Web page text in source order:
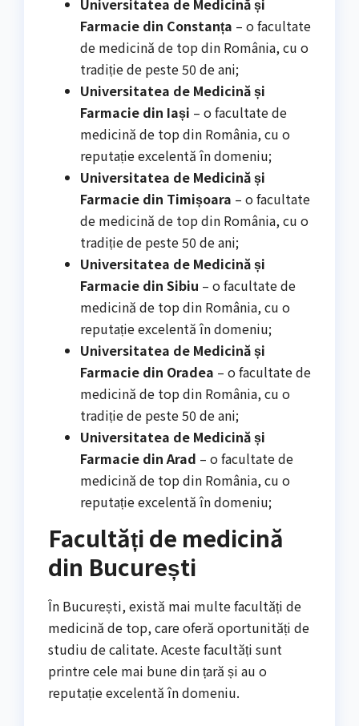
Universitatea de Medicină și
Farmacie din Constanța – o facultate
de medicină de top din România, cu o
tradiție de peste 50 de ani;
Universitatea de Medicină și
Farmacie din Iași – o facultate de
medicină de top din România, cu o
reputație excelentă în domeniu;
Universitatea de Medicină și
Farmacie din Timișoara – o facultate
de medicină de top din România, cu o
tradiție de peste 50 de ani;
Universitatea de Medicină și
Farmacie din Sibiu – o facultate de
medicină de top din România, cu o
reputație excelentă în domeniu;
Universitatea de Medicină și
Farmacie din Oradea – o facultate de
medicină de top din România, cu o
tradiție de peste 50 de ani;
Universitatea de Medicină și
Farmacie din Arad – o facultate de
medicină de top din România, cu o
reputație excelentă în domeniu;
Facultăți de medicină
din București
În București, există mai multe facultăți de
medicină de top, care oferă oportunități de
studiu de calitate. Aceste facultăți sunt
printre cele mai bune din țară și au o
reputație excelentă în domeniu.